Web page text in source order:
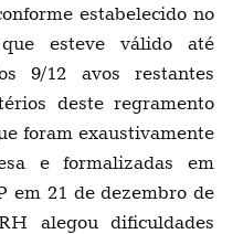
estabelecido no
esteve válido até
9/12 avos restantes
deste regramento
foram exaustivamente
e formalizadas em
em 21 de dezembro de
alegou dificuldades